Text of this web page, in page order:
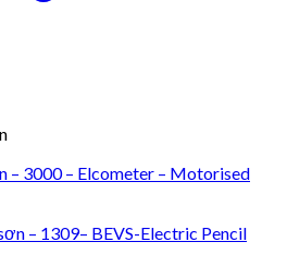
– 3000 – Elcometer – Motorised